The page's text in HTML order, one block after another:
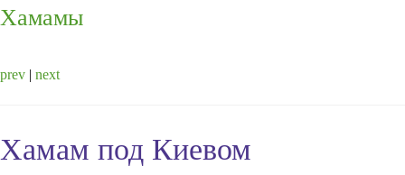
Хамамы
prev | next
Хамам под Киевом